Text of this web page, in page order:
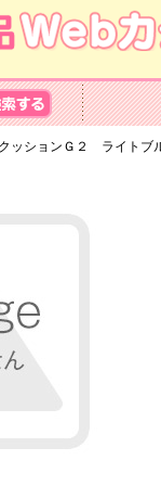
クッションＧ２ ラ